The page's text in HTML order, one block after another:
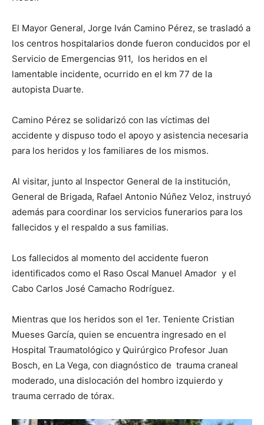
El Mayor General, Jorge Iván Camino Pérez, se trasladó a
los centros hospitalarios donde fueron conducidos por el
Servicio de Emergencias 911, los heridos en el
lamentable incidente, ocurrido en el km 77 de la
autopista Duarte.
Camino Pérez se solidarizó con las víctimas del
accidente y dispuso todo el apoyo y asistencia necesaria
para los heridos y los familiares de los mismos.
Al visitar, junto al Inspector General de la institución,
General de Brigada, Rafael Antonio Núñez Veloz, instruyó
además para coordinar los servicios funerarios para los
fallecidos y el respaldo a sus familias.
Los fallecidos al momento del accidente fueron
identificados como el Raso Oscal Manuel Amador y el
Cabo Carlos José Camacho Rodríguez.
Mientras que los heridos son el 1er. Teniente Cristian
Mueses García, quien se encuentra ingresado en el
Hospital Traumatológico y Quirúrgico Profesor Juan
Bosch, en La Vega, con diagnóstico de trauma craneal
moderado, una dislocación del hombro izquierdo y
trauma cerrado de tórax.